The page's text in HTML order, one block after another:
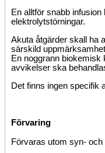
En alltför snabb
elektrolytstörningar.
Akuta åtgärder skall ha
särskild
En noggrann biokemisk
avvikelser ska
Det finns ingen specifik
Förvaring
Förvaras utom syn- och